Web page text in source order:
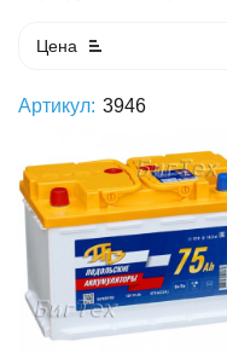
Цена
Артикул: 3946